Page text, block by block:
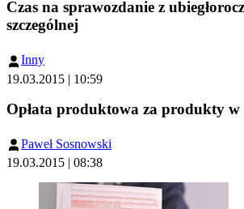
Czas na sprawozdanie z
szczególnej
Inny
19.03.2015 | 10:59
Opłata produktowa za produkty
Paweł Sosnowski
19.03.2015 | 08:38